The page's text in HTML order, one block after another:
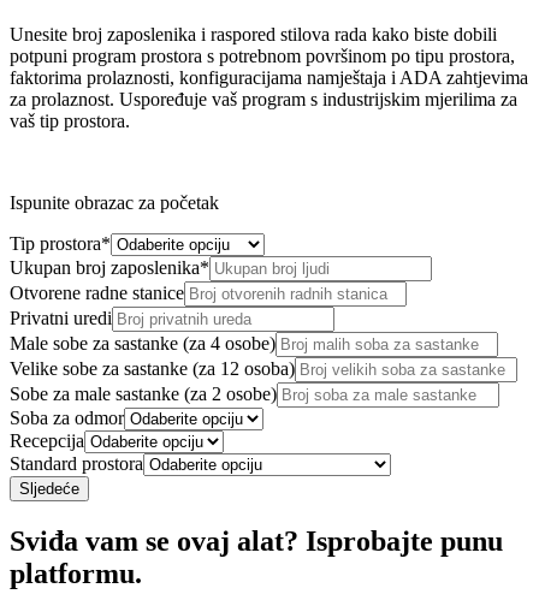
Unesite broj zaposlenika i raspored stilova rada kako biste dobili
potpuni program prostora s potrebnom površinom po tipu prostora,
faktorima prolaznosti, konfiguracijama namještaja i ADA zahtjevima
za prolaznost. Uspoređuje vaš program s industrijskim mjerilima za
vaš tip prostora.
Ispunite obrazac za početak
Tip prostora*
Ukupan broj zaposlenika*
Otvorene radne stanice
Privatni uredi
Male sobe za sastanke (za 4 osobe)
Velike sobe za sastanke (za 12 osoba)
Sobe za male sastanke (za 2 osobe)
Soba za odmor
Recepcija
Standard prostora
Sljedeće
Sviđa vam se ovaj alat? Isprobajte punu
platformu.